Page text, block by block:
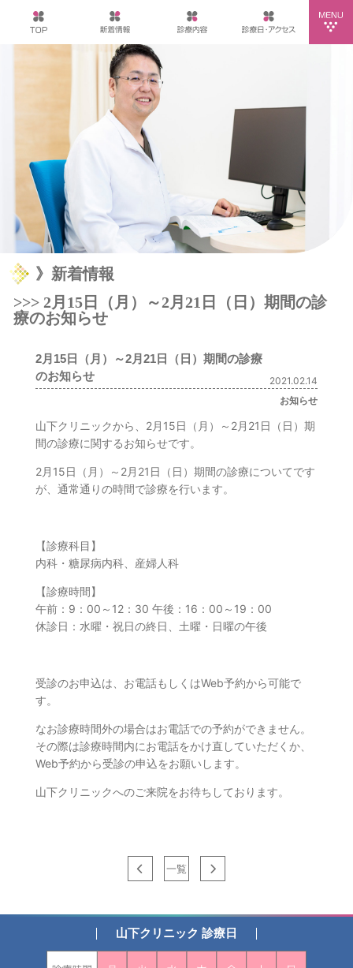
》新着情報
>>> 2月15日（月）～2月21日（日）期間の診
療のお知らせ
2月15日（月）～2月21日（日）期間の診療
のお知らせ
2021.02.14
お知らせ
山下クリニックから、2月15日（月）～2月21日（日）期
間の診療に関するお知らせです。
2月15日（月）～2月21日（日）期間の診療についてです
が、通常通りの時間で診療を行います。
【診療科目】
内科・糖尿病内科、産婦人科
【診療時間】
午前：9：00～12：30 午後：16：00～19：00
休診日：水曜・祝日の終日、土曜・日曜の午後
受診のお申込は、お電話もしくはWeb予約から可能で
す。
なお診療時間外の場合はお電話での予約ができません。
その際は診療時間内にお電話をかけ直していただくか、
Web予約から受診の申込をお願いします。
山下クリニックへのご来院をお待ちしております。
一覧
山下クリニック 診療日